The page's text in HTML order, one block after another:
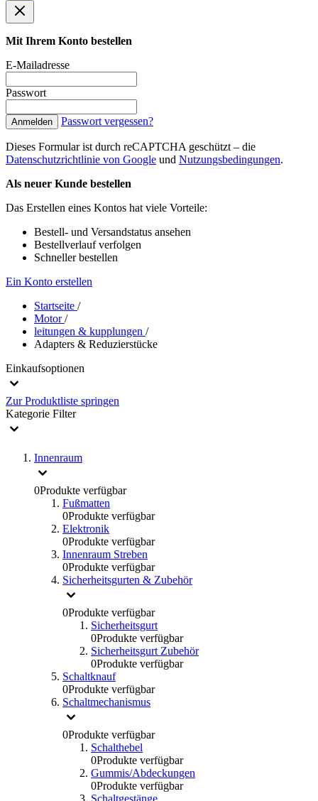
Mit Ihrem Konto bestellen
E-Mailadresse
Passwort
Anmelden Passwort vergessen?
Dieses Formular ist durch reCAPTCHA geschützt – die
Datenschutzrichtlinie von Google und Nutzungsbedingungen.
Als neuer Kunde bestellen
Das Erstellen eines Kontos hat viele Vorteile:
Bestell- und Versandstatus ansehen
Bestellverlauf verfolgen
Schneller bestellen
Ein Konto erstellen
Startseite /
Motor/
leitungen & kupplungen /
Adapters & Reduzierstücke
Einkaufsoptionen
Zur Produktliste springen
Kategorie Filter
Innenraum
0Produkte verfügbar
Fußmatten
0Produkte verfügbar
Elektronik
0Produkte verfügbar
Innenraum Streben
0Produkte verfügbar
Sicherheitsgurten & Zubehör
0Produkte verfügbar
Sicherheitsgurt
0Produkte verfügbar
Sicherheitsgurt Zubehör
0Produkte verfügbar
Schaltknauf
0Produkte verfügbar
Schaltmechanismus
0Produkte verfügbar
Schalthebel
0Produkte verfügbar
Gummis/Abdeckungen
0Produkte verfügbar
Schaltgestänge